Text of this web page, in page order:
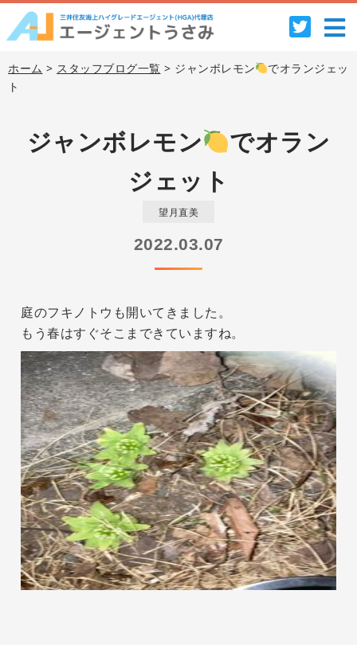
ホーム > スタッフブログ一覧 > ジャンボレモン
でオランジェッ
ト
ジャンボレモン
でオラン
ジェット
望月直美
2022.03.07
庭のフキノトウも開いてきました。
もう春はすぐそこまできていますね。